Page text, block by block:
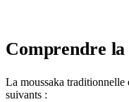
Comprendre la
La moussaka traditionnelle
suivants :